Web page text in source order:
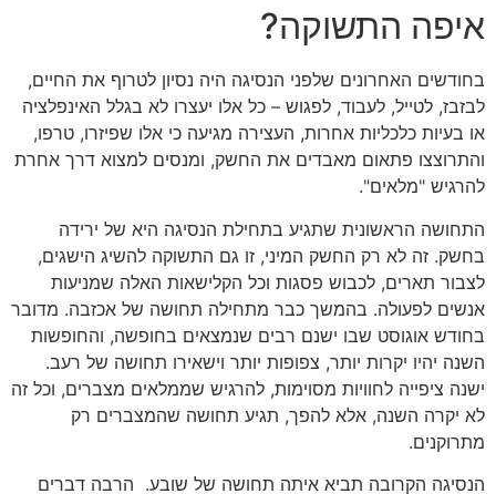
איפה התשוקה?
בחודשים האחרונים שלפני הנסיגה היה נסיון לטרוף את החיים,
לבזבז, לטייל, לעבוד, לפגוש – כל אלו יעצרו לא בגלל האינפלציה
או בעיות כלכליות אחרות, העצירה מגיעה כי אלו שפיזרו, טרפו,
והתרוצצו פתאום מאבדים את החשק, ומנסים למצוא דרך אחרת
להרגיש "מלאים".
התחושה הראשונית שתגיע בתחילת הנסיגה היא של ירידה
בחשק. זה לא רק החשק המיני, זו גם התשוקה להשיג הישגים,
לצבור תארים, לכבוש פסגות וכל הקלישאות האלה שמניעות
אנשים לפעולה. בהמשך כבר מתחילה תחושה של אכזבה. מדובר
בחודש אוגוסט שבו ישנם רבים שנמצאים בחופשה, והחופשות
השנה יהיו יקרות יותר, צפופות יותר וישאירו תחושה של רעב.
ישנה ציפייה לחוויות מסוימות, להרגיש שממלאים מצברים, וכל זה
לא יקרה השנה, אלא להפך, תגיע תחושה שהמצברים רק
מתרוקנים.
הנסיגה הקרובה תביא איתה תחושה של שובע. הרבה דברים